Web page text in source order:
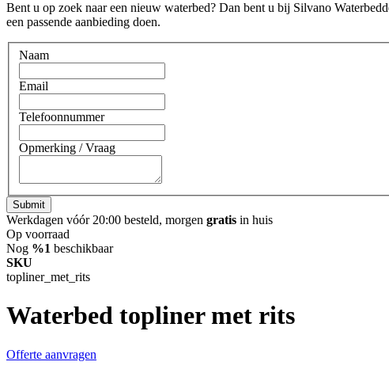
Bent u op zoek naar een nieuw waterbed? Dan bent u bij Silvano
een passende aanbieding doen.
Naam
Email
Telefoonnummer
Opmerking / Vraag
Submit
Werkdagen vóór 20:00 besteld, morgen gratis in huis
Op voorraad
Nog %1 beschikbaar
SKU
topliner_met_rits
Waterbed topliner met rits
Offerte aanvragen